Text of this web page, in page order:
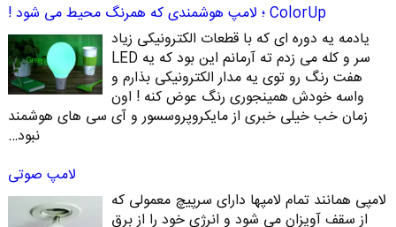
ColorUp ؛ لامپ هوشمندی که همرنگ محیط می شود !
یادمه یه دوره ای که با قطعات الکترونیکی زیاد
سر و کله می زدم ته آرمانم این بود که یه LED
هفت رنگ رو توی یه مدار الکترونیکی بذارم و
واسه خودش همینجوری رنگ عوض کنه ! اون
زمان خب خیلی خبری از مایکروپروسسور و آی سی های هوشمند
نبود…
لامپ صوتی
لامپی همانند تمام لامپها دارای سرپیچ معمولی که
از سقف آویزان می شود و انرژی خود را از برق